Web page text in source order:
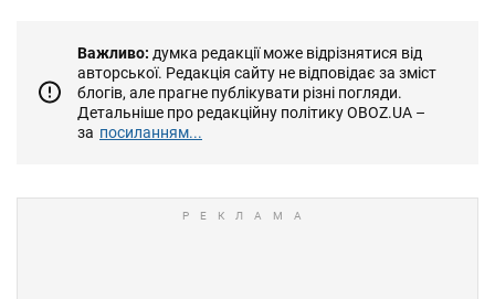
Важливо: думка редакції може відрізнятися від
авторської. Редакція сайту не відповідає за зміст
блогів, але прагне публікувати різні погляди.
Детальніше про редакційну політику OBOZ.UA –
за посиланням...